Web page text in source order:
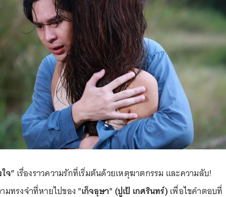
จ” เรื่องราวความรักที่เริ่มต้นด้วยเหตุฆาตกรรม และความลับ!
มทรงจำที่หายไปของ "เก็จอุษา" (ปูเป้ เกศรินทร์)เพื่อไขคำตอบที่